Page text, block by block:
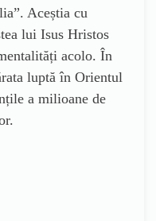
Aceștia cu
lui Isus Hristos
acolo. În
luptă în Orientul
a milioane de